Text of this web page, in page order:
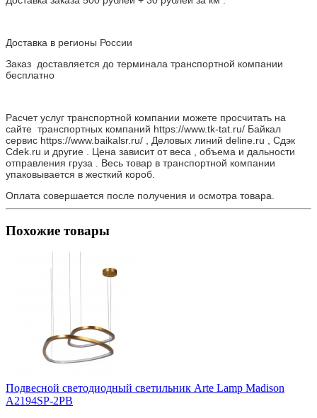
Доставка в регионы России
Заказ доставляется до терминала транспортной компании
бесплатно
Расчет услуг транспортной компании можете просчитать на
сайте транспортных компаний https://www.tk-tat.ru/ Байкал
сервис https://www.baikalsr.ru/ , Деловых линий deline.ru , Сдэк
Cdek.ru и другие . Цена зависит от веса , объема и дальности
отправления груза . Весь товар в транспортной компании
упаковывается в жесткий короб.
Оплата совершается после получения и осмотра товара.
Похожие товары
Подвесной светодиодный светильник Arte Lamp Madison
A2194SP-2PB